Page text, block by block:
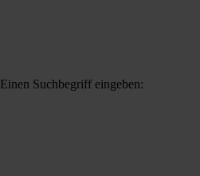
Einen Suchbegriff eingeben: